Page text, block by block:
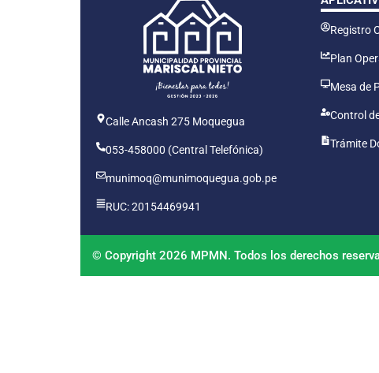
Calle Ancash 275 Moquegua
053-458000 (Central Telefónica)
munimoq@munimoquegua.gob.pe
RUC: 20154469941
Registro
Plan
Mesa de
Control
Trámite
© Copyright 2026 MPMN. Todos los derechos